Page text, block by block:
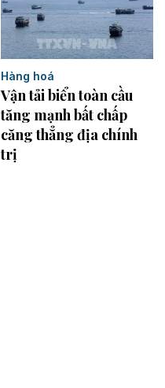
Hàng hoá
Vận tải biển toàn cầu
tăng mạnh bất chấp
căng thẳng địa chính
trị